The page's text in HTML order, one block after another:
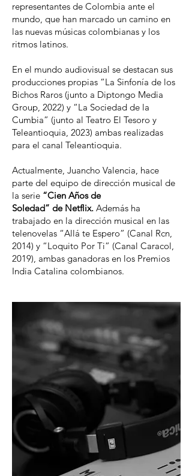
representantes de Colombia ante el
mundo, que han marcado un camino en
las nuevas músicas colombianas y los
ritmos latinos.
En el mundo audiovisual se destacan sus
producciones propias “La Sinfonía de los
Bichos Raros (junto a Diptongo Media
Group, 2022) y “La Sociedad de la
Cumbia” (junto al Teatro El Tesoro y
Teleantioquia, 2023) ambas realizadas
para el canal Teleantioquia.
Actualmente, Juancho Valencia, hace
parte del equipo de dirección musical de
la serie “Cien Años de
Soledad” de Netflix. Además ha
trabajado en la dirección musical en las
telenovelas “Allá te Espero” (Canal Rcn,
2014) y “Loquito Por Ti” (Canal Caracol,
2019), ambas ganadoras en los Premios
India Catalina colombianos.